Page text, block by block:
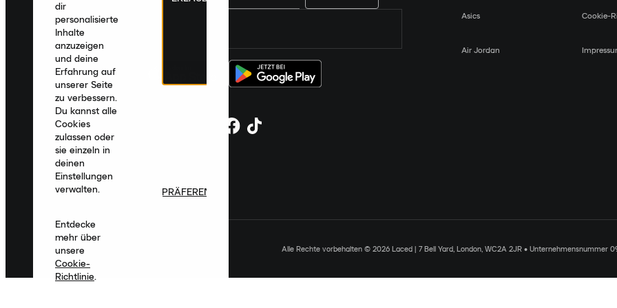
Asics
Air Jordan
Cookie-
Alle Rechte vorbehalten © 2026 Laced | 7 Bell Yard, London, WC2A 2JR • Unternehmensnummer
dir
personalisierte
Inhalte
anzuzeigen
und deine
Erfahrung auf
unserer Seite
zu verbessern.
Du kannst alle
Cookies
zulassen oder
sie einzeln in
deinen
Einstellungen
verwalten.
Entdecke
mehr über
unsere
Cookie-
Richtlinie.
PRÄFERENZEN